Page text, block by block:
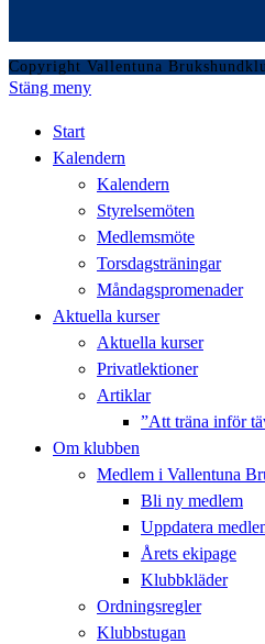
Copyright Vallentuna
Stäng meny
Start
Kalendern
Kalendern
Styrelsemöten
Medlemsmöte
Torsdagsträningar
Måndagspromenader
Aktuella kurser
Aktuella kurser
Privatlektioner
Artiklar
”Att träna inför
Om klubben
Medlem i Vallentuna
Bli ny medlem
Uppdatera
Årets ekipage
Klubbkläder
Ordningsregler
Klubbstugan